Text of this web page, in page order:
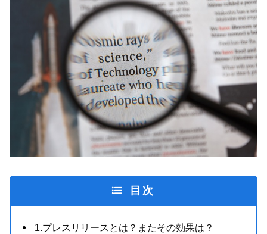
目次
1.プレスリリースとは？またその効果は？